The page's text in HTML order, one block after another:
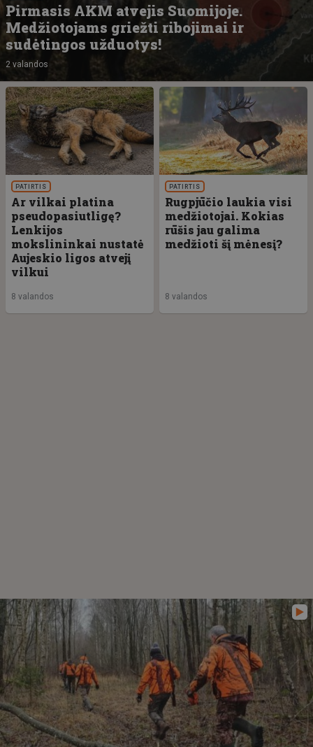
Pirmasis AKM atvejis Suomijoje.
Medžiotojams griežti ribojimai ir
sudėtingos užduotys!
2 valandos
PATIRTIS
Ar vilkai platina
pseudopasiutligę?
Lenkijos
mokslininkai nustatė
Aujeskio ligos atvejį
vilkui
8 valandos
PATIRTIS
Rugpjūčio laukia visi
medžiotojai. Kokias
rūšis jau galima
medžioti šį mėnesį?
8 valandos